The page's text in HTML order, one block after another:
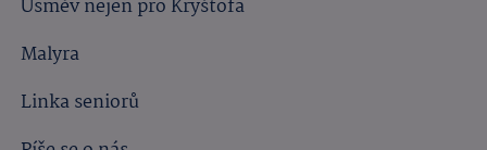
Úsměv nejen pro Kryštofa
Malyra
Linka seniorů